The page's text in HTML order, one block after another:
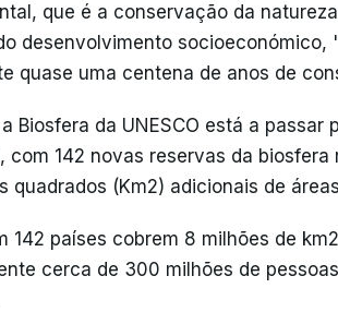
que é a conservação da
desenvolvimento socioeconómico,
quase uma centena de anos de
Biosfera da UNESCO está a passar
com 142 novas reservas da biosfera
quadrados (Km2) adicionais de
142 países cobrem 8 milhões de
cerca de 300 milhões de